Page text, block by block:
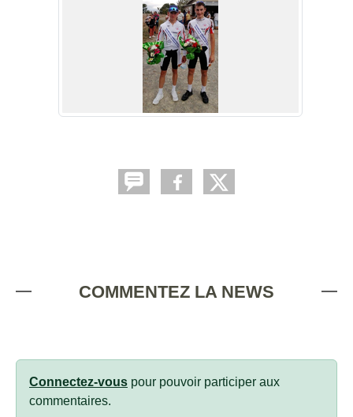
COMMENTEZ LA NEWS
Connectez-vous pour pouvoir participer aux
commentaires.